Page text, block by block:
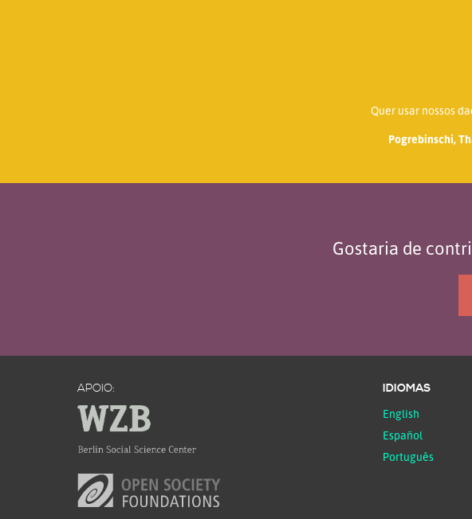
Quer usar nossos
Pogrebinschi,
Gostaria de
APOIO: IDIOMAS
English
Español
Português